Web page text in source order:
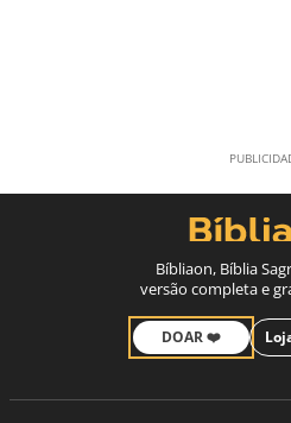
Bíbliaon, Bíblia
versão completa e
DOAR ❤️